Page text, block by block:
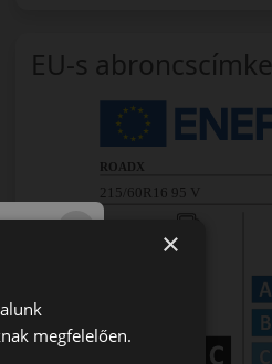
EU-s abroncscímke
×
megfelelően.